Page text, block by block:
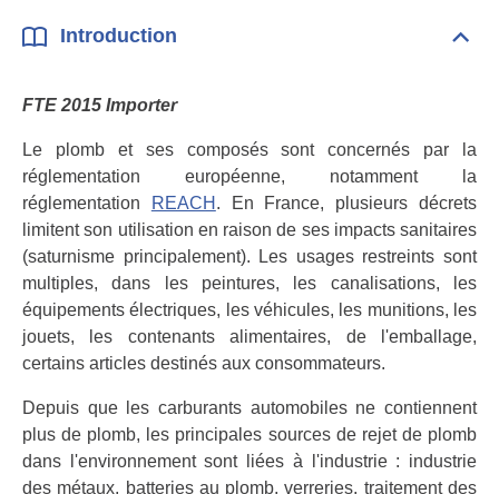
Introduction
FTE 2015 Importer
Le plomb et ses composés sont concernés par la
réglementation européenne, notamment la
réglementation
REACH . En France, plusieurs décrets
limitent son utilisation en raison de ses impacts sanitaires
(saturnisme principalement). Les usages restreints sont
multiples, dans les peintures, les canalisations, les
équipements électriques, les véhicules, les munitions, les
jouets, les contenants alimentaires, de l'emballage,
certains articles destinés aux consommateurs.
Depuis que les carburants automobiles ne contiennent
plus de plomb, les principales sources de rejet de plomb
dans l'environnement sont liées à l'industrie : industrie
des métaux, batteries au plomb, verreries, traitement des